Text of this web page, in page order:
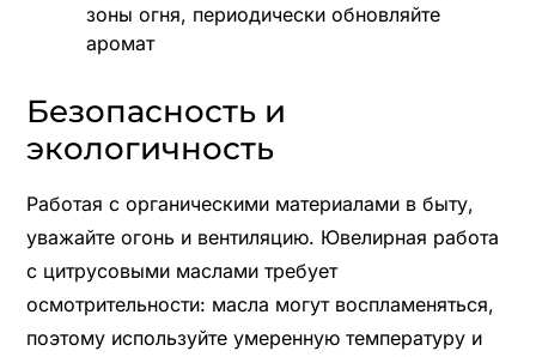
зоны огня, периодически обновляйте
аромат
Безопасность и
экологичность
Работая с органическими материалами в быту,
уважайте огонь и вентиляцию. Ювелирная работа
с цитрусовыми маслами требует
осмотрительности: масла могут воспламеняться,
поэтому используйте умеренную температуру и